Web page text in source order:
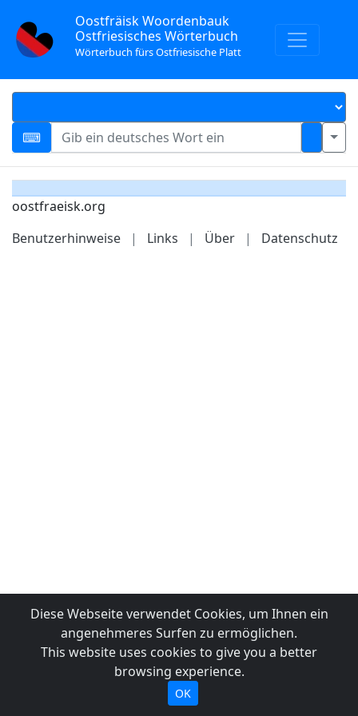
Oostfräisk Woordenbauk
Ostfriesisches Wörterbuch
Wörterbuch fürs Ostfriesische Platt
oostfraeisk.org
Benutzerhinweise
| Links | Über | Datenschutz
Diese Webseite verwendet Cookies, um Ihnen ein
angenehmeres Surfen zu ermöglichen.
This website uses cookies to give you a better
browsing experience.
OK